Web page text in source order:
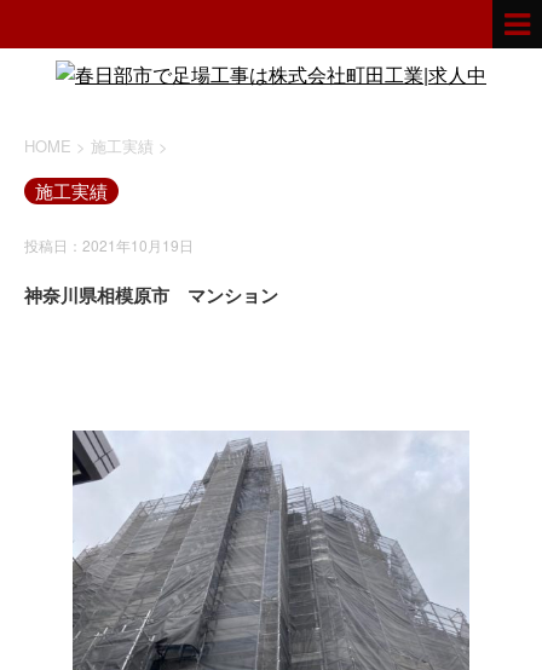
HOME > 施工実績 >
施工実績
投稿日：2021年10月19日
神奈川県相模原市 マンション